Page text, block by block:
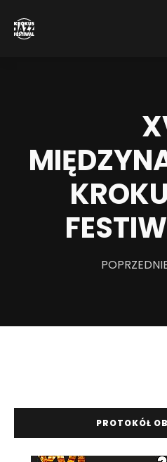
PROTOKÓŁ